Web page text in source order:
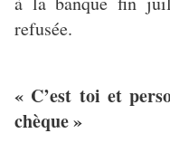
refusée.
« C’est toi et
chèque »